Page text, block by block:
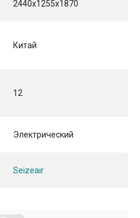
2440x1255x1870
Китай
12
Электрический
Seizeair